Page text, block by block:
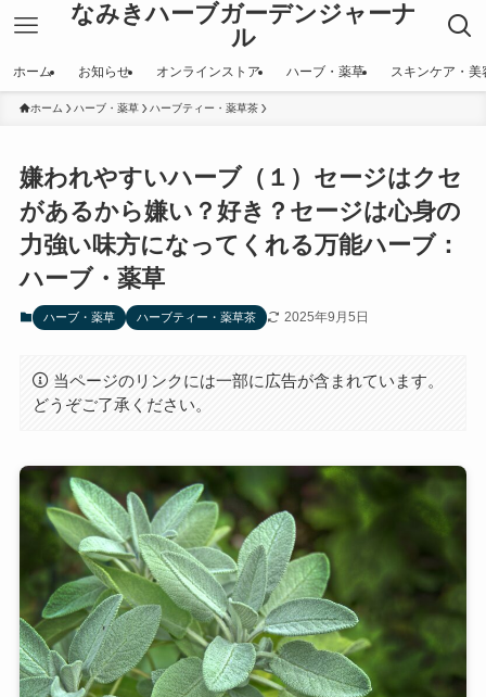
なみきハーブガーデンジャーナ
ル
ホーム お知らせ オンラインストア ハーブ・薬草 スキンケア・美
ホーム ハーブ・薬草 ハーブティー・薬草茶
嫌われやすいハーブ（１）セージはクセ
があるから嫌い？好き？セージは心身の
力強い味方になってくれる万能ハーブ：
ハーブ・薬草
ハーブ・薬草 ハーブティー・薬草茶 2025年9月5日
当ページのリンクには一部に広告が含まれています。
どうぞご了承ください。